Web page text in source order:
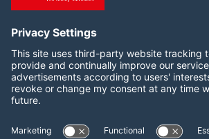
Follow us on:
LinkedIn